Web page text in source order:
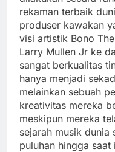
rekaman terbaik
produser kawakan
visi artistik Bono
Larry Mullen Jr ke
sangat berkualitas
hanya menjadi
melainkan sebuah
kreativitas mereka
meskipun mereka
sejarah musik dunia
puluhan hingga saat